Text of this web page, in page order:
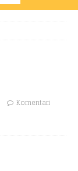
Komentari